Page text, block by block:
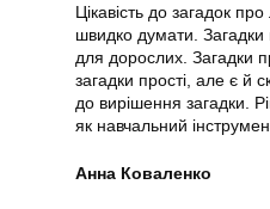
Цікавість до загадок
швидко думати. Загадки
для дорослих. Загадки
загадки прості, але є й
до вирішення загадки.
як навчальний
Анна Коваленко